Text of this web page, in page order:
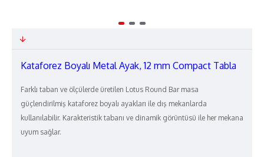
Kataforez Boyalı Metal Ayak,12 mm Compact Tabla
Farklı taban ve ölçülerde üretilen Lotus Round Bar masa
güçlendirilmiş kataforez boyalı ayakları ile dış mekanlarda
kullanılabilir. Karakteristik tabanı ve dinamik görüntüsü ile her mekana
uyum sağlar.